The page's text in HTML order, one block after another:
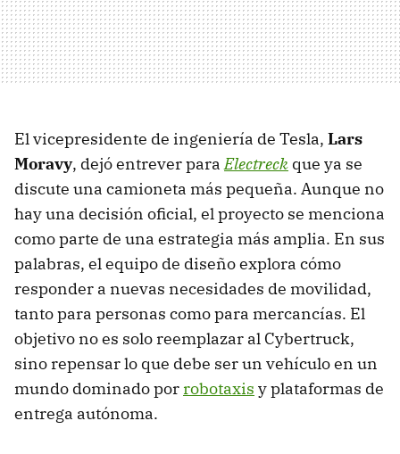
El vicepresidente de ingeniería de Tesla, Lars
Moravy, dejó entrever paraElectreck que ya se
discute una camioneta más pequeña. Aunque no
hay una decisión oficial, el proyecto se menciona
como parte de una estrategia más amplia. En sus
palabras, el equipo de diseño explora cómo
responder a nuevas necesidades de movilidad,
tanto para personas como para mercancías. El
objetivo no es solo reemplazar al Cybertruck,
sino repensar lo que debe ser un vehículo en un
mundo dominado porrobotaxis y plataformas de
entrega autónoma.